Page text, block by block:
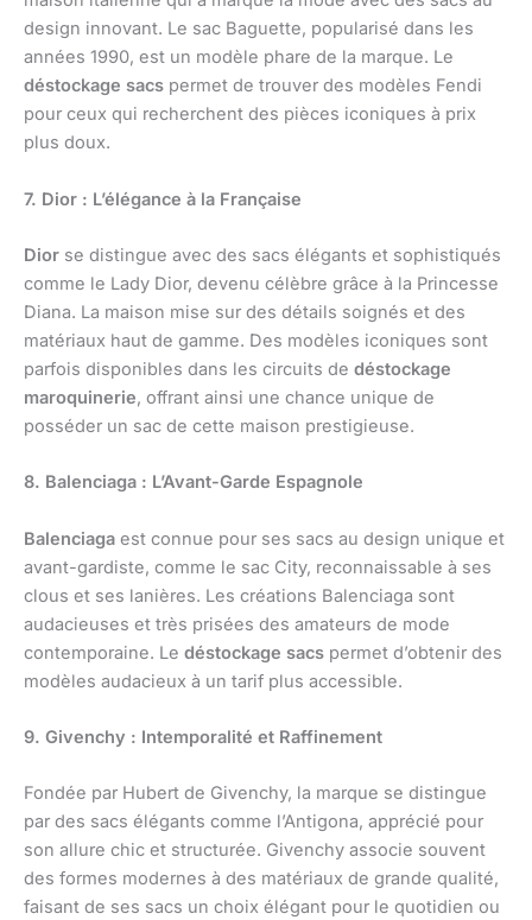
design innovant. Le sac Baguette, popularisé dans les
années 1990, est un modèle phare de la marque. Le
déstockage sacs permet de trouver des modèles Fendi
pour ceux qui recherchent des pièces iconiques à prix
plus doux.
7. Dior : L’élégance à la Française
Dior se distingue avec des sacs élégants et sophistiqués
comme le Lady Dior, devenu célèbre grâce à la Princesse
Diana. La maison mise sur des détails soignés et des
matériaux haut de gamme. Des modèles iconiques sont
parfois disponibles dans les circuits de déstockage
maroquinerie, offrant ainsi une chance unique de
posséder un sac de cette maison prestigieuse.
8. Balenciaga : L’Avant-Garde Espagnole
Balenciaga est connue pour ses sacs au design unique et
avant-gardiste, comme le sac City, reconnaissable à ses
clous et ses lanières. Les créations Balenciaga sont
audacieuses et très prisées des amateurs de mode
contemporaine. Le déstockage sacs permet d’obtenir des
modèles audacieux à un tarif plus accessible.
9. Givenchy : Intemporalité et Raffinement
Fondée par Hubert de Givenchy, la marque se distingue
par des sacs élégants comme l’Antigona, apprécié pour
son allure chic et structurée. Givenchy associe souvent
des formes modernes à des matériaux de grande qualité,
faisant de ses sacs un choix élégant pour le quotidien ou